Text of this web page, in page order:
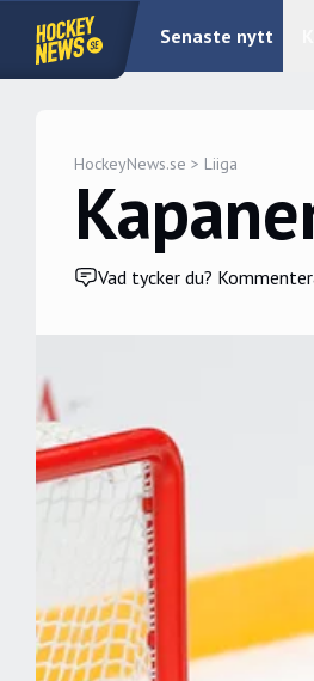
Senaste nytt
HockeyNews.se > Liiga
Vad tycker du?